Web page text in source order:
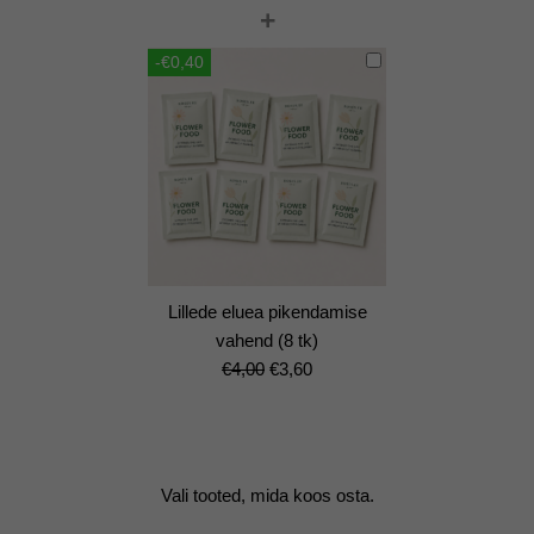
hind
€10,80.
+
-€0,40
Lillede eluea pikendamise
vahend (8 tk)
€4,00 Algne
€3,60Current
Vali tooted, mida koos osta.